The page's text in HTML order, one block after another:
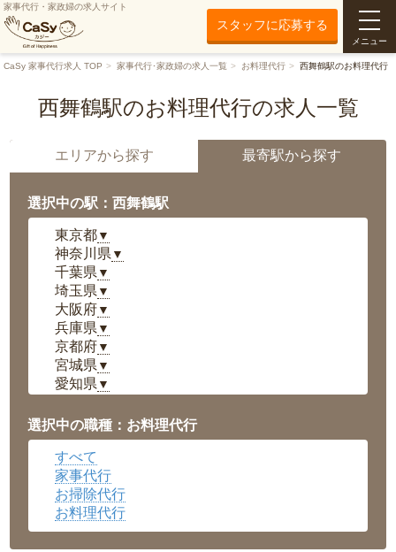
家事代行・家政婦の求人サイト
スタッフに応募する
メニュー
CaSy 家事代行求人 TOP 家事代行･家政婦の求人一覧 お料理代行 西舞鶴駅のお料理代行
西舞鶴駅のお料理代行の求人一覧
エリアから探す 最寄駅から探す
選択中の駅：西舞鶴駅
東京都▼
神奈川県 ▼
千葉県 ▼
埼玉県 ▼
大阪府▼
兵庫県 ▼
京都府▼
宮城県 ▼
愛知県 ▼
岡山県▼
広島県▼
沖縄県
選択中の職種：お料理代行
すべて
家事代行
お掃除代行
お料理代行